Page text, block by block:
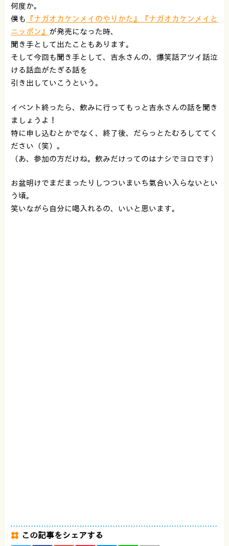
何度か。
僕も 『ナガオカケンメイのやりかた』
『ナガオカケンメイと
ニッポン』 が発売になった時、
聞き手として出たこともあります。
そして今回も聞き手として、吉永さんの、爆笑話アツイ話泣
ける話血がたぎる話を
引き出していこうという。
イベント終ったら、飲みに行ってもっと吉永さんの話を聞き
ましょうよ！
特に申し込むとかでなく、終了後、だらっとたむろしててく
ださい（笑）。
（あ、参加の方だけね。飲みだけってのはナシでヨロです）
お盆明けでまだまったりしつついまいち氣合い入らないとい
う頃。
笑いながら自分に喝入れるの、いいと思います。
この記事をシェアする